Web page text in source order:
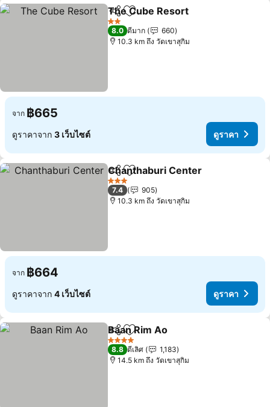
แชร์ เพิ่มในรายการโปรด
The Cube Resort
2 ดาว
8.0 ดีมาก
660
10.3 km ถึง วัดเขาสุกิม
จาก ฿665
ดูราคาจาก 3 เว็บไซต์ ดูราคา
แชร์ เพิ่มในรายการโปรด
Chanthaburi Center
3 ดาว
7.4
905
10.3 km ถึง วัดเขาสุกิม
จาก ฿664
ดูราคาจาก 4 เว็บไซต์ ดูราคา
แชร์ เพิ่มในรายการโปรด
Baan Rim Ao
4 ดาว
8.8 ดีเลิศ
1,183
14.5 km ถึง วัดเขาสุกิม